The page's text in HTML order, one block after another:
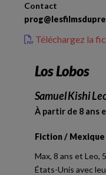
Contact
Téléchargez la
Los Lobos
Samuel Kishi
À partir de 8 ans
Fiction / Mexique
Max, 8 ans et Leo,
États-Unis avec